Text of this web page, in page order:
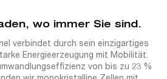
wo immer Sie sind.
verbindet durch sein einzigartiges
Energieerzeugung mit Mobilität.
von bis zu 23 %